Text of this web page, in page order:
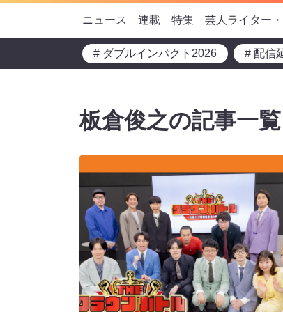
ニュース 連載 特集 芸人ライター
# ダブルインパクト2026 # 配信
板倉俊之の記事一覧